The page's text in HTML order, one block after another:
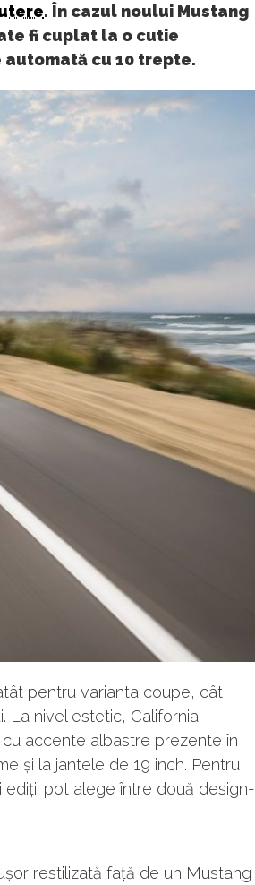
. În cazul noului Mustang
fi cuplat la o cutie
cu 10 trepte.
pentru varianta coupe, cât
La nivel estetic, California
accente albastre prezente în
și la jantele de 19 inch. Pentru
ediții pot alege între două design-
restilizată față de un Mustang